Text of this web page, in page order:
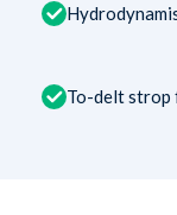
To-delt strop